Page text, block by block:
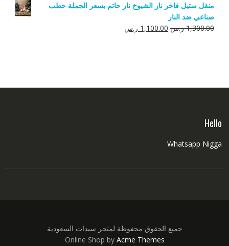
هو:
550.00 ر.س.
هو:
منقل ستيل فاخر نار الشيوخ نار حاتم بسعر الجملة حطب
صناعي ضد النار
1,300.00 ر.س السعر
1,100.00 ر.سالسعر
Hello
Whatsapp Nigga
جميع الحقوق محفوظة لمتجر سيدات السعودية
Online Shop by Acme Themes